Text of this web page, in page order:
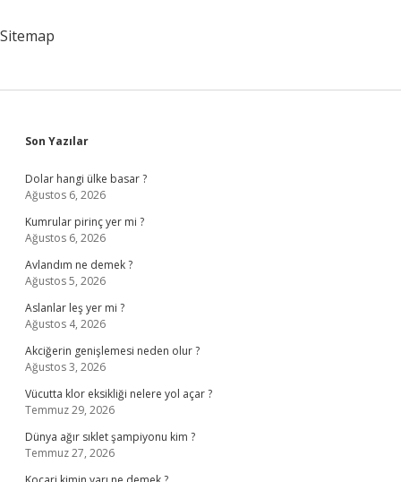
Sitemap
Sidebar
Son Yazılar
Dolar hangi ülke basar ?
Ağustos 6, 2026
Kumrular pirinç yer mi ?
Ağustos 6, 2026
Avlandım ne demek ?
Ağustos 5, 2026
Aslanlar leş yer mi ?
Ağustos 4, 2026
Akciğerin genişlemesi neden olur ?
Ağustos 3, 2026
Vücutta klor eksikliği nelere yol açar ?
Temmuz 29, 2026
Dünya ağır sıklet şampiyonu kim ?
Temmuz 27, 2026